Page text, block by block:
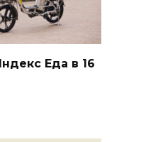
Еда в 16